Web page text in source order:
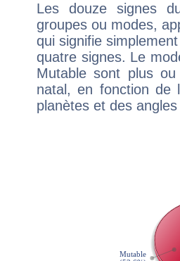
Les douze signes
groupes ou modes,
qui signifie
quatre signes. Le
Mutable sont plus
natal, en fonction de
planètes et des